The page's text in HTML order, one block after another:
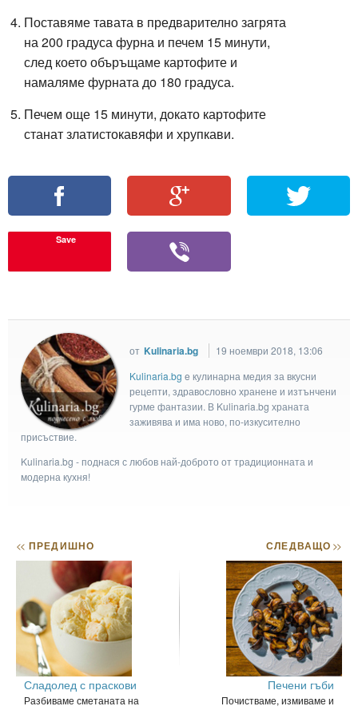
Поставяме тавата в предварително загрята
на 200 градуса фурна и печем 15 минути,
след което объръщаме картофите и
намаляме фурната до 180 градуса.
Печем още 15 минути, докато картофите
станат златистокавяфи и хрупкави.
Save
от Kulinaria.bg
19 ноември 2018, 13:06
Kulinaria.bg e кулинарна медия за вкусни
рецепти, здравословно хранене и изтънчени
гурме фантазии. В Kulinaria.bg храната
заживява и има ново, по-изкусително
присъствие.
Kulinaria.bg - поднася с любов най-доброто от традиционната и
модерна кухня!
<< ПРЕДИШНО
Сладолед с праскови
Разбиваме сметаната на
СЛЕДВАЩО>>
Печени гъби
Почистваме, измиваме и